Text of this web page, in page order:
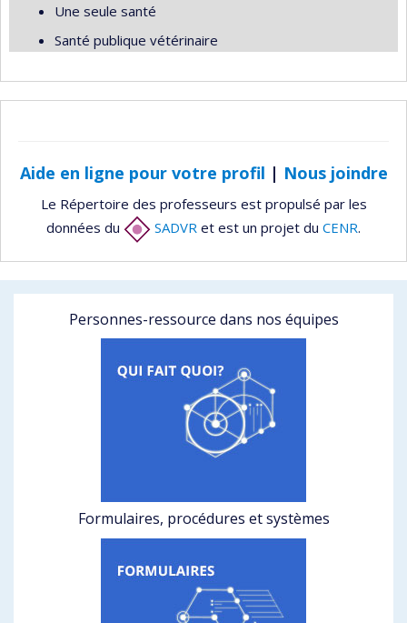
Une seule santé
Santé publique vétérinaire
Aide en ligne pour votre profil | Nous joindre
Le Répertoire des professeurs est propulsé par les
données du
SADVR et est un projet du CENR.
Personnes-ressource dans nos équipes
Formulaires, procédures et systèmes